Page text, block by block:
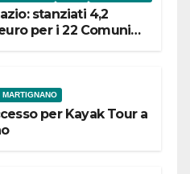
stanziati 4,2
per i 22 Comuni
MARTIGNANO
per Kayak Tour a